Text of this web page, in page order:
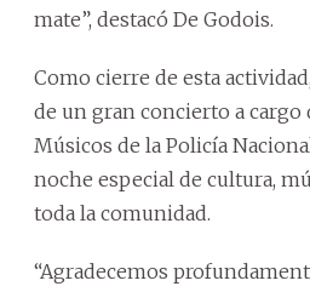
mate”, destacó De Godois.
Como cierre de esta
de un gran concierto a cargo
Músicos de la Policía
noche especial de cultura,
toda la comunidad.
“Agradecemos